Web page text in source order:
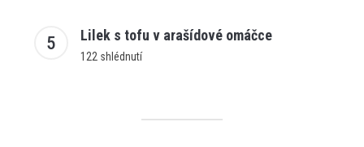
Lilek s tofu v arašídové omáčce
122 shlédnutí